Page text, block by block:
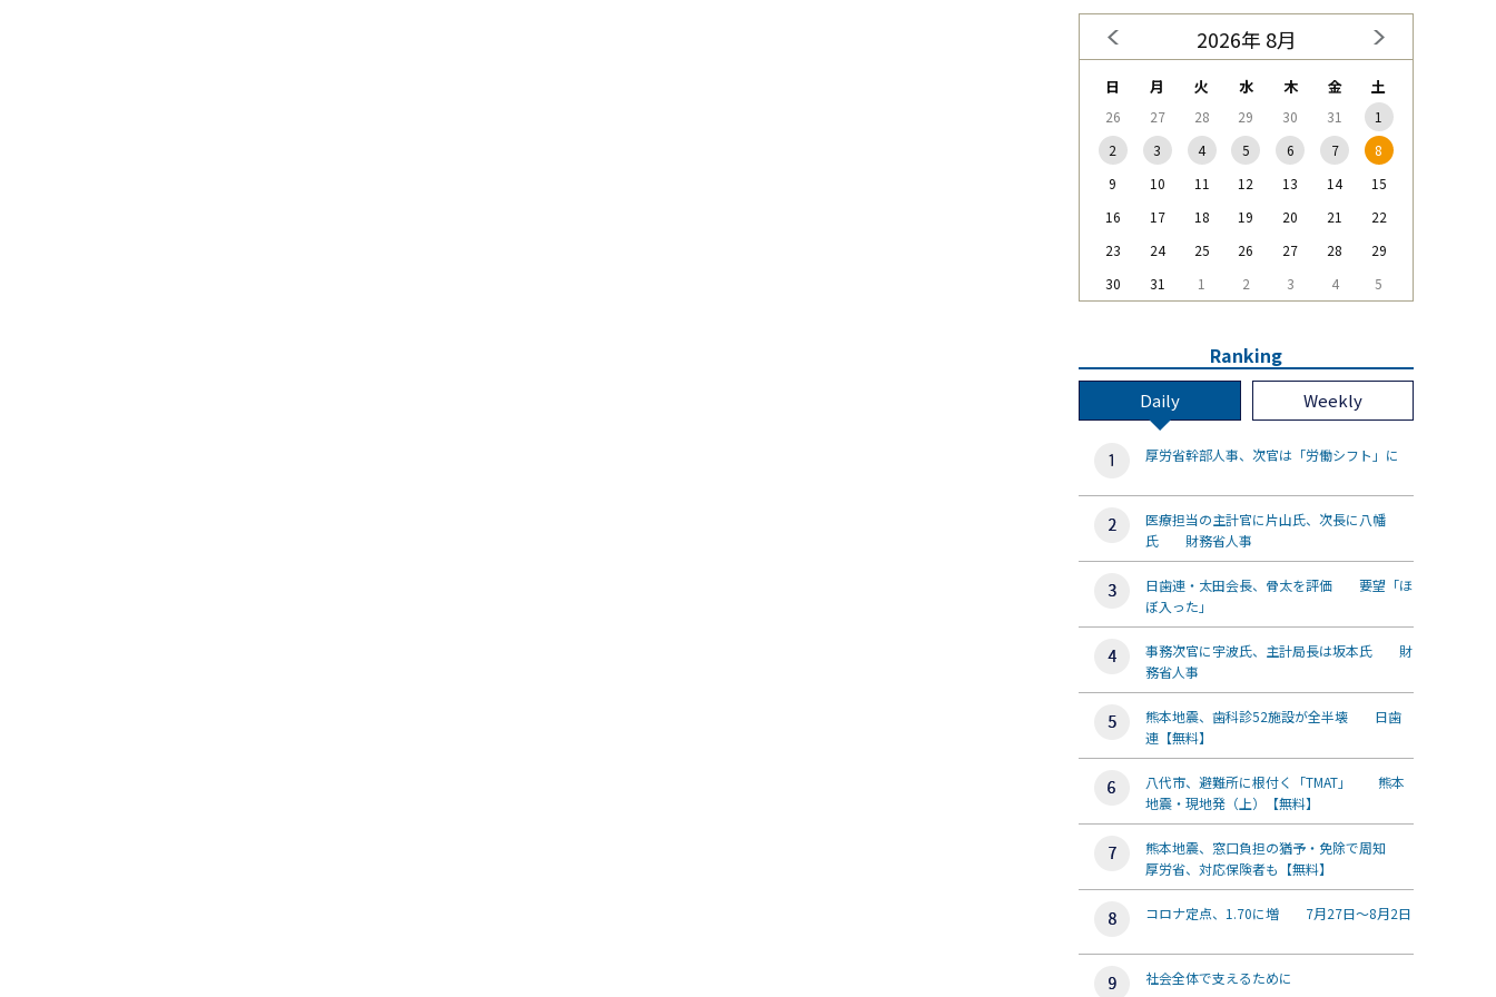
2026年 8月
日 月 火 水 木 金 土
26 27 28 29 30 31
1
2
3 4 5 6 7
8
9
10 11 12 13 14
15
16
17 18 19 20 21
22
23
24 25 26 27 28
29
30
31 1 2 3 4 5
Ranking
Daily Weekly
厚労省幹部人事、次官は「労働シフト」に
医療担当の主計官に片山氏、次長に八幡
氏 財務省人事
日歯連・太田会長、骨太を評価 要望「ほ
ぼ入った」
事務次官に宇波氏、主計局長は坂本氏 財
務省人事
熊本地震、歯科診52施設が全半壊 日歯
連【無料】
八代市、避難所に根付く「TMAT」 熊本
地震・現地発（上）【無料】
熊本地震、窓口負担の猶予・免除で周知
厚労省、対応保険者も【無料】
コロナ定点、1.70に増 7月27日～8月2日
社会全体で支えるために